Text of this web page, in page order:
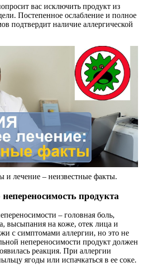
вас исключить продукт из
Постепенное ослабление и полное
подтвердит наличие аллергической
лечение – неизвестные факты.
продукта
– головная боль,
высыпания на коже, отек лица и
с симптомами аллергии, но это не
непереносимости продукт должен
реакция. При аллергии
ягоды или испачкаться в ее соке.